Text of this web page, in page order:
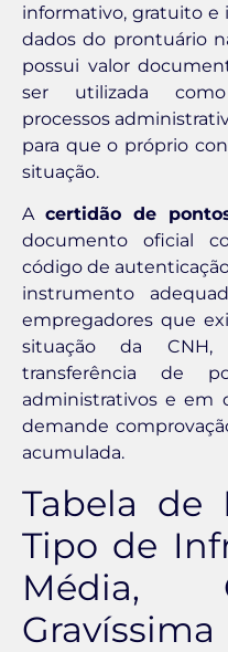
informativo, gratuito e
dados do prontuário
possui valor
ser utilizada
processos
para que o próprio
situação.
Acertidão de
documento oficial
código de
instrumento
empregadores que
situação da
transferência de
administrativos e em
demande
acumulada.
Tabela de
Tipo de
Média,
Gravíssima